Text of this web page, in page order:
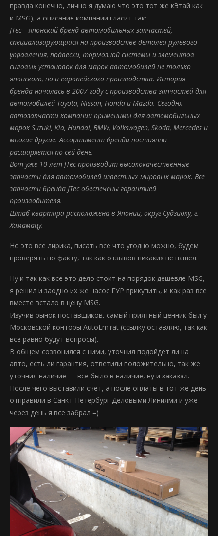
правда конечно, лично я думаю что это тот же кЭтай как
и MSG), а описание компании гласит так:
JTec – японский бренд автомобильных запчастей,
специализирующийся на производстве деталей рулевого
управления, подвески, тормозной системы и элементов
силовых установок для марок автомобилей не только
японского, но и европейского производства. История
бренда началась в 2007 году с производства запчастей для
автомобилей Toyota, Nissan, Honda и Mazda. Сегодня
автозапчасти компании применимы для автомобильных
марок Suzuki, Kia, Hundai, BMW, Volkswagen, Skoda, Mercedes и
многие другие. Ассортимент бренда постоянно
расширяется по сей день.
Вот уже 10 лет JTec производит высококачественные
запчасти для автомобилей известных мировых марок. Все
запчасти бренда JTec обеспечены гарантией
производителя.
Штаб-квартира расположена в Японии, округ Судзиоку, г.
Хамамацу.
Но это все лирика, писать все что угодно можно, будем
проверять по факту, так как отзывов никаких не нашел.
Ну и так как все это дело стоит на порядок дешевле MSG,
я решил и заодно их же насос ГУР прикупить, и как раз все
вместе встало в цену MSG.
Изучив рынок поставщиков, самый приятный ценник был у
Московской конторы AutoEmirat (ссылку оставляю, так как
все равно будут вопросы).
В общем созвонился с ними, уточнил подойдет ли на
авто, есть ли гарантия, ответили положительно, так же
уточнил наличие — все было в наличие, ну и заказал.
После чего выставили счет, а после оплаты в тот же день
отправили в Санкт-Петербург Деловыми Линиями и уже
через день я все забрал =)